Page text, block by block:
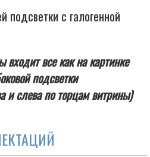
подсветки с галогенной
все как на картинке
подсветки
и слева по торцам витрины)